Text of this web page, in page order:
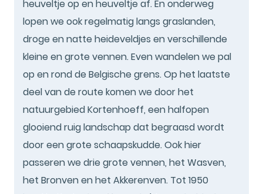
heuveltje op en heuveltje af. En onderweg
lopen we ook regelmatig langs graslanden,
droge en natte heideveldjes en verschillende
kleine en grote vennen. Even wandelen we pal
op en rond de Belgische grens. Op het laatste
deel van de route komen we door het
natuurgebied Kortenhoeff, een halfopen
glooiend ruig landschap dat begraasd wordt
door een grote schaapskudde. Ook hier
passeren we drie grote vennen, het Wasven,
het Bronven en het Akkerenven. Tot 1950